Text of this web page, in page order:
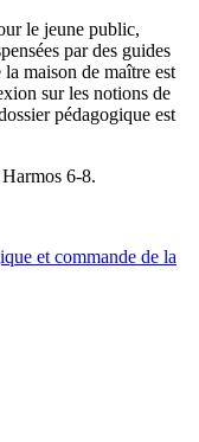
le jeune public,
par des guides
maison de maître est
sur les notions de
pédagogique est
6-8.
et commande de la